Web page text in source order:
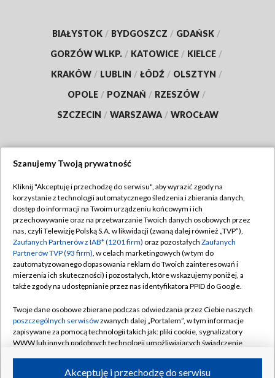
BIAŁYSTOK / BYDGOSZCZ / GDAŃSK /
GORZÓW WLKP. / KATOWICE / KIELCE /
KRAKÓW / LUBLIN / ŁÓDŹ / OLSZTYN /
OPOLE / POZNAŃ / RZESZÓW /
SZCZECIN / WARSZAWA / WROCŁAW
TVP
Abonament TVP
Emisja w TVP
Centrum informacji TVP
Naziemna Telewizja Cyfrowa
Rada Programowa
System NOS
Informacje o nadawcy
Regulamin TVP
Polityka prywatności
Moje zgody
Pomoc
Kontakt
Kanały
Szanujemy Twoją prywatność
Kliknij "Akceptuję i przechodzę do serwisu", aby wyrazić zgody na
korzystanie z technologii automatycznego śledzenia i zbierania danych,
dostęp do informacji na Twoim urządzeniu końcowym i ich
przechowywanie oraz na przetwarzanie Twoich danych osobowych przez
nas, czyli Telewizję Polską S.A. w likwidacji (zwaną dalej również „TVP”),
Zaufanych Partnerów z IAB* (1201 firm) oraz pozostałych Zaufanych
Partnerów TVP (93 firm), w celach marketingowych (w tym do
zautomatyzowanego dopasowania reklam do Twoich zainteresowań i
mierzenia ich skuteczności) i pozostałych, które wskazujemy poniżej, a
także zgody na udostępnianie przez nas identyfikatora PPID do Google.
Twoje dane osobowe zbierane podczas odwiedzania przez Ciebie naszych
poszczególnych serwisówzwanych dalej „Portalem”, w tym informacje
zapisywane za pomocą technologii takich jak: pliki cookie, sygnalizatory
WWW lub innych podobnych technologii umożliwiających świadczenie
ruchu w Internecie.Akceptuję i przechodzę do serwisu